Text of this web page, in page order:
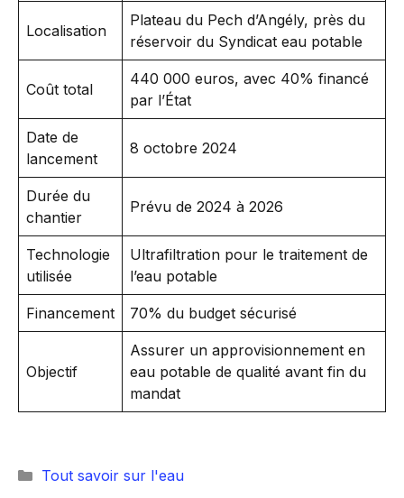
Localisation
Plateau du Pech d’Angély, près du
réservoir du Syndicat eau potable
Coût total
440 000 euros, avec 40% financé
par l’État
Date de
lancement
8 octobre 2024
Durée du
chantier
Prévu de 2024 à 2026
Technologie
utilisée
Ultrafiltration pour le traitement de
l’eau potable
Financement 70% du budget sécurisé
Objectif
Assurer un approvisionnement en
eau potable de qualité avant fin du
mandat
Catégories
Tout savoir sur l'eau